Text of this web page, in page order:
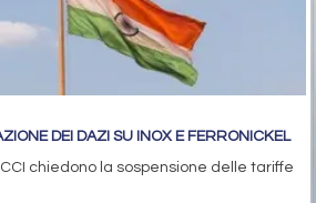
DEI DAZI SU INOX E FERRONICKEL
chiedono la sospensione delle tariffe